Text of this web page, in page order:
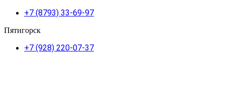
+7 (8793) 33-69-97
Пятигорск
+7 (928) 220-07-37